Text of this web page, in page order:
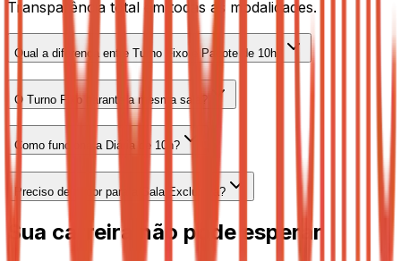
Transparência total em todas as modalidades.
Qual a diferença entre Turno Fixo e Pacote de 10h?
O Turno Fixo garante a mesma sala?
Como funciona a Diária de 10h?
Preciso de fiador para a Sala Exclusiva?
Sua carreira não pode esperar